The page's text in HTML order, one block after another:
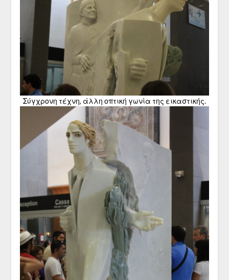
Σύγχρονη τέχνη, άλλη οπτική γωνία της εικαστικής.